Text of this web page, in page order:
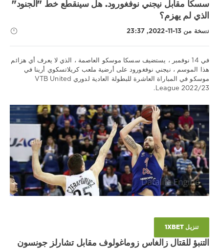
البرتغال الدوري الاسباني الدوري الالماني الدوري الاوروبي
الدوري الروسي الممتاز
السويد انتر بايرن برشلونة
بطولة بيلاروسيا دوري VTB يونايتد دوري أبطال أوروبا
دوري الأمم الأوروبية دوري الدرجة الاولى الايطالي دينامو موسكو
دينامو مينسك روما ريال مدريد زينيت سسكا سويسرا
عصبة الأمم فنلندا
نيوكاسل
Show all tags
سسكا مقابل نيجني نوفغورود. هل سينقطع خط "الجنود"
الذي لم يهزم؟
نسخة من 13-11-2022, 23:37
نصائح
تنبؤات
كرة
السلة
Download
1xbet
1
351
0
في 14 نوفمبر ، يستضيف سسكا موسكو العاصمة ، الذي لا يعرف أي هزائم
هذا الموسم ، نيجني نوفغورود على أرضية ملعب كريلاتسكوي أرينا في
موسكو في المباراة العاشرة للبطولة العادية لدوري VTB United
League 2022/23.
تنزيل 1XBET
التنبؤ للقتال زالغاس زوماغولوف مقابل تشارلز جونسون